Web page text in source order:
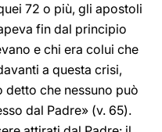
72 o più, gli apostoli
fin dal principio
e chi era colui che
a questa crisi,
che nessuno può
dal Padre» (v. 65).